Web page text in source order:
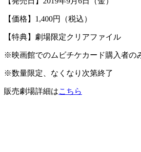
【価格】1,400円（税込）
【特典】劇場限定クリアファイル
※映画館でのムビチケカード購入者の
※数量限定、なくなり次第終了
販売劇場詳細はこちら